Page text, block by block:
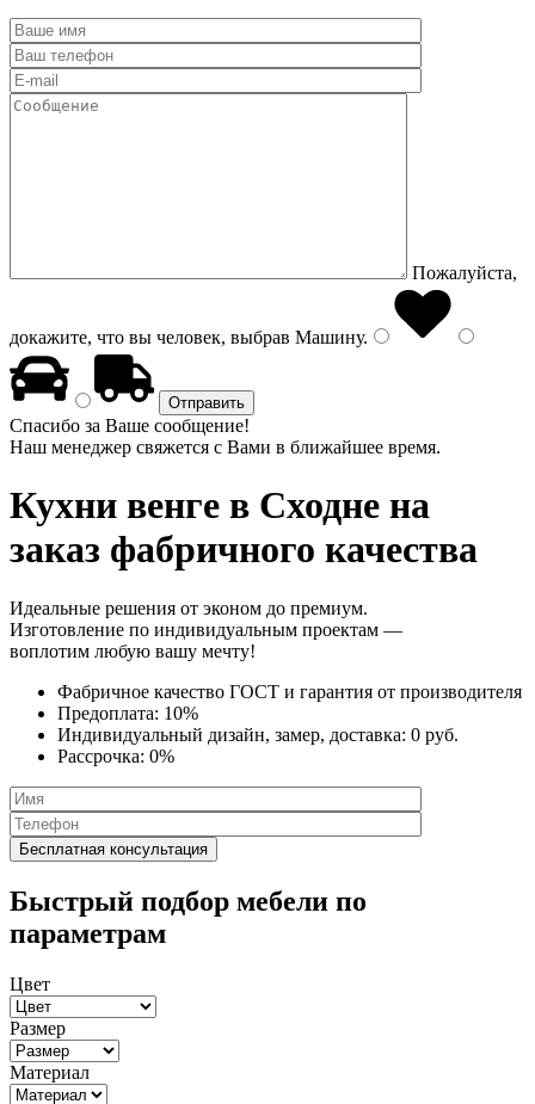
Пожалуйста,
докажите, что вы человек, выбрав Машину.
Спасибо за Ваше сообщение!
Наш менеджер свяжется с Вами в ближайшее время.
Кухни венге в Сходне на
заказ фабричного качества
Идеальные решения от эконом до премиум.
Изготовление по индивидуальным проектам —
воплотим любую вашу мечту!
Фабричное качество ГОСТ и гарантия от производителя
Предоплата: 10%
Индивидуальный дизайн, замер, доставка: 0 руб.
Рассрочка: 0%
Быстрый подбор мебели по
параметрам
Цвет
Размер
Материал